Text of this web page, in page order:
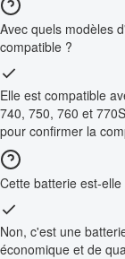
Avec quels modèles
compatible ?
Elle est compatible
740, 750, 760 et
pour confirmer la
Cette batterie est-
Non, c'est une
économique et de